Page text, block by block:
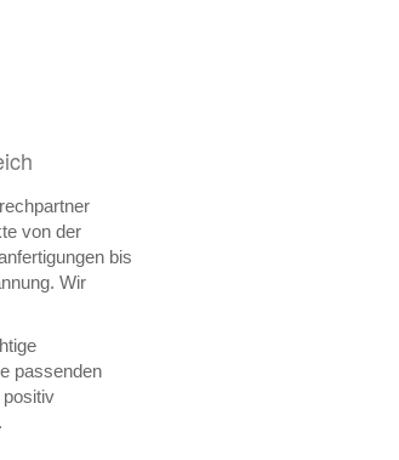
von der
bis
Wir
passenden
positiv